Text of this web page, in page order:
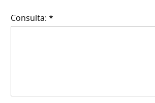
Consulta: *